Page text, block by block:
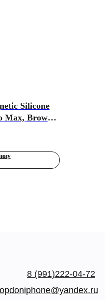
Silicone
Max, Brown
8 (991)222-04-72